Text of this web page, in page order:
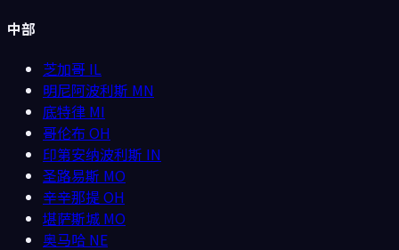
中部
芝加哥 IL
明尼阿波利斯 MN
底特律 MI
哥伦布 OH
印第安纳波利斯 IN
圣路易斯 MO
辛辛那提 OH
堪萨斯城 MO
奥马哈 NE